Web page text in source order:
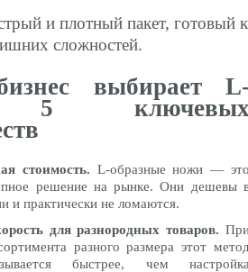
и плотный пакет, готовый к
сложностей.
выбирает
5
стоимость. L-образные ножи —
решение на рынке. Они дешевы
и практически не ломаются.
для разнородных товаров.
разного размера этот
быстрее, чем